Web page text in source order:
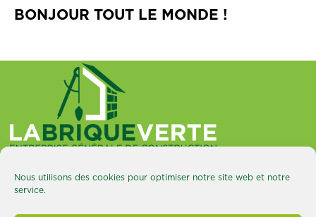
Nous utilisons des cookies pour optimiser notre site web et notre
service.
BONJOUR TOUT LE MONDE !
+32 485 04 91 97
contact@labriqueverte.be